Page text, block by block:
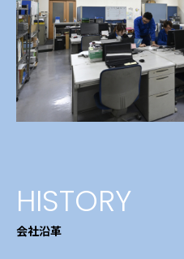
HISTORY
会社沿革